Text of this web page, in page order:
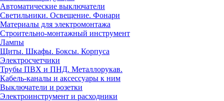
Автоматические выключатели
Светильники. Освещение. Фонари
Материалы для электромонтажа
Строительно-монтажный инструмент
Лампы
Щиты. Шкафы. Боксы. Корпуса
Электросчетчики
Трубы ПВХ и ПНД. Металлорукав.
Кабель-каналы и аксессуары к ним
Выключатели и розетки
Электроинструмент и расходники